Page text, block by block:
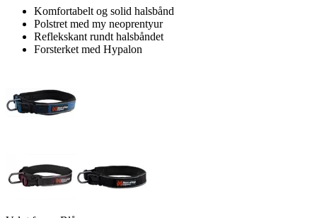
Komfortabelt og solid halsbånd
Polstret med my neoprentyur
Reflekskant rundt halsbåndet
Forsterket med Hypalon